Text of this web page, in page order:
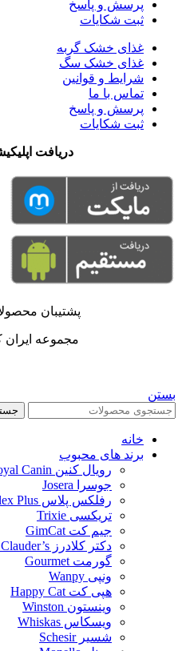
پرسش و پاسخ
ثبت شکایات
غذای خشک گربه
غذای خشک سگ
شرایط و قوانین
تماس با ما
پرسش و پاسخ
ثبت شکایات
دریافت
پشتیبان
مجموعه ایران
بستن
خانه
برند های محبوب
رویال کنین Royal Canin
جوسرا Josera
رفلکس پلاس Reflex Plus
تریکسی Trixie
جیم کت GimCat
دکتر کلادرز Dr.Clauder’s
گورمت Gourmet
ونپی Wanpy
هپی کت Happy Cat
وینستون Winston
ویسکاس Whiskas
شسیر Schesir